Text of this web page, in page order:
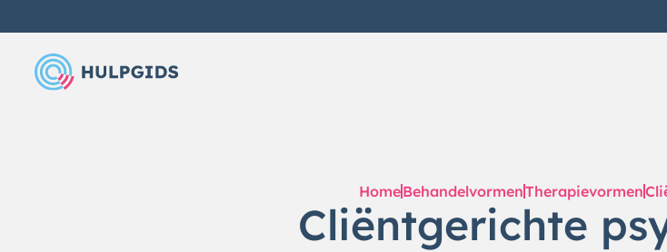
HomeBehandelvormenTherapievormen
Cliëntgerichte